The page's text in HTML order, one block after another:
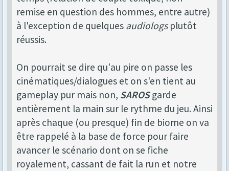
remise en question des hommes, entre autre)
à l'exception de quelques audiologsplutôt
réussis.
On pourrait se dire qu'au pire on passe les
cinématiques/dialogues et on s'en tient au
gameplay pur mais non, SAROSgarde
entièrement la main sur le rythme du jeu. Ainsi
après chaque (ou presque) fin de biome on va
être rappelé à la base de force pour faire
avancer le scénario dont on se fiche
royalement, cassant de fait la run et notre